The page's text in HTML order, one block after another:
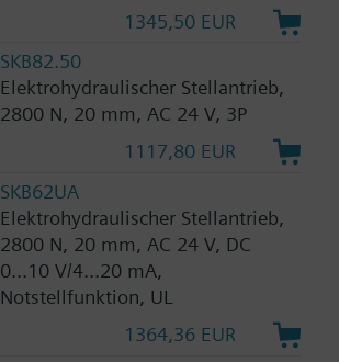
1345,50 EUR
SKB82.50
Elektrohydraulischer Stellantrieb,
2800 N, 20 mm, AC 24 V, 3P
1117,80 EUR
SKB62UA
Elektrohydraulischer Stellantrieb,
2800 N, 20 mm, AC 24 V, DC
0...10 V/4...20 mA,
Notstellfunktion, UL
1364,36 EUR